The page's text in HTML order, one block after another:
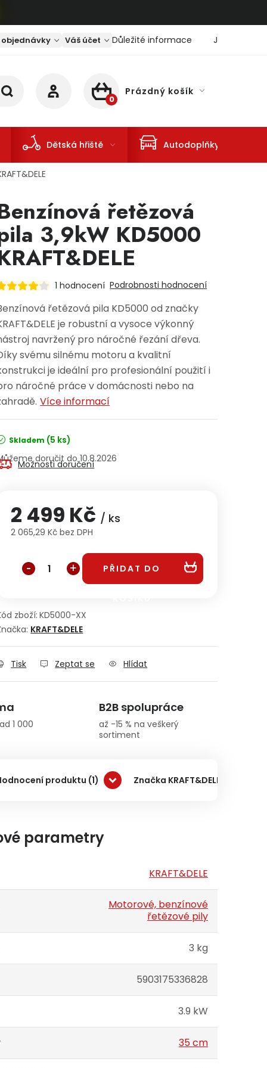
Váš účet Důležité informace Jaký je
NÁKUPNÍ KOŠÍK
Prázdný košík
Dětská hřiště Autodoplňky
řetězová
3,9kW KD5000
1 hodnocení Podrobnosti hodnocení
řetězová pila KD5000 od značky
je robustní a vysoce výkonný
navržený pro náročné řezání dřeva.
svému silnému motoru a kvalitní
je ideální pro profesionální použití i
náročné práce v domácnosti nebo na
Více informací
Skladem (5 ks)
10.8.2026
Možnosti doručení
2 499 Kč / ks
2 065,29 Kč bez DPH
PŘIDAT DO
zboží: KD5000-XX
KRAFT&DELE
Tisk Zeptat se Hlídat
1 000
B2B spolupráce
až -15 % na veškerý
sortiment
produktu (1) Značka KRAFT&DELE
parametry
KRAFT&DELE
Motorové, benzínové
řetězové pily
3 kg
5903175336828
3.9 kW
35 cm